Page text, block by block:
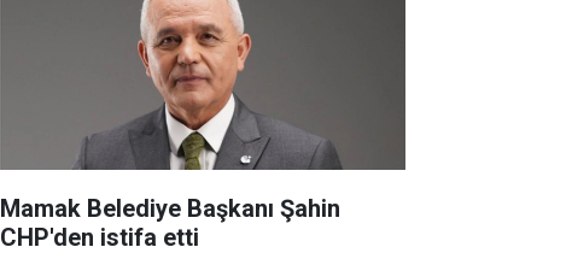
Mamak Belediye Başkanı Şahin
CHP'den istifa etti